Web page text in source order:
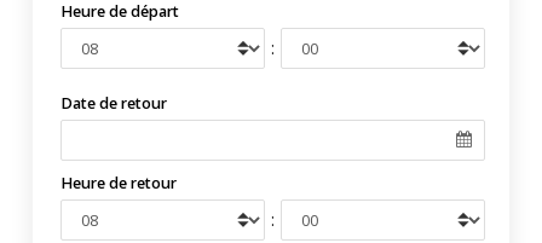
Heure de départ
:
Date de retour
Heure de retour
: